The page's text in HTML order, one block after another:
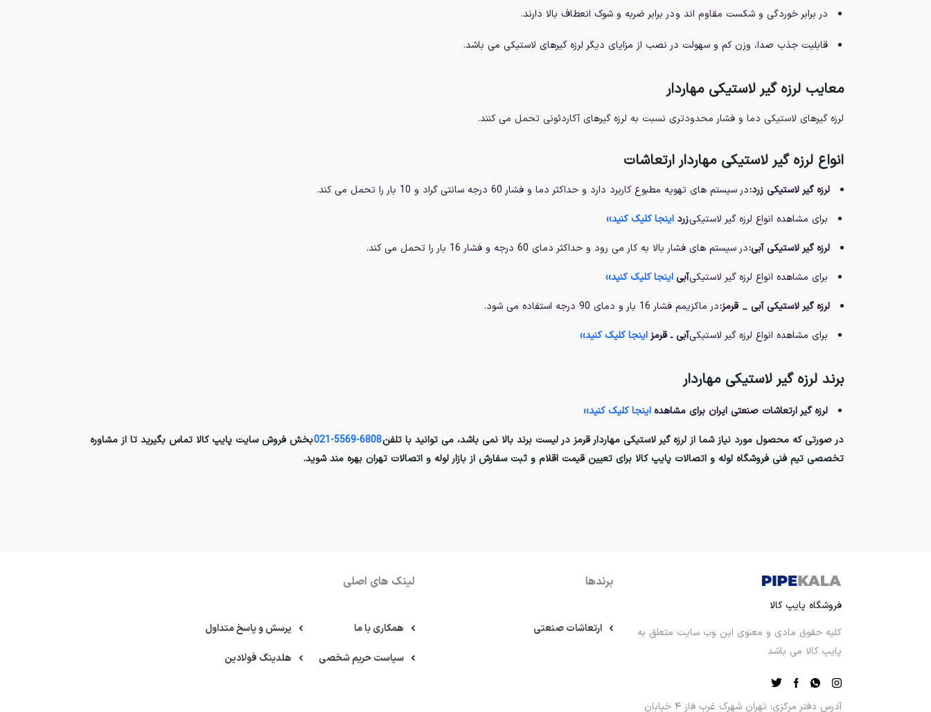
در برابر خوردگی و شکست مقاوم اند و در برابر ضربه و شوک انعطاف بالا دارند.
قابلیت جذب صدا، وزن کم و سهولت در نصب از مزایای دیگر لرزه گیرهای لاستیکی می باشد.
معایب لرزه گیر لاستیکی مهاردار
لرزه گیرهای لاستیکی دما و فشار محدودتری نسبت به لرزه گیرهای آکاردئونی تحمل می کنند.
انواع لرزه گیر لاستیکی مهاردار ارتعاشات
لرزه گیر لاستیکی زرد:در سیستم های تهویه مطبوع کاربرد دارد و حداکثر دما و فشار 60 درجه سانتی گراد و 10 بار را تحمل می کند.
برای مشاهده انواع لرزه گیر لاستیکیزرد اینجا کلیک کنید››
لرزه گیر لاستیکی آبی:در سیستم های فشار بالا به کار می رود و حداکثر دمای 60 درجه و فشار 16 بار را تحمل می کند.
برای مشاهده انواع لرزه گیر لاستیکیآبی اینجا کلیک کنید››
لرزه گیر لاستیکی آبی _ قرمز:در ماکزیمم فشار 16 بار و دمای 90 درجه استفاده می شود.
برای مشاهده انواع لرزه گیر لاستیکیآبی ـ قرمز اینجا کلیک کنید››
برند لرزه گیر لاستیکی مهاردار
لرزه گیر ارتعاشات صنعتی ایران برای مشاهده اینجا کلیک کنید››
در صورتی که محصول مورد نیاز شما از لرزه گیر لاستیکی مهاردار قرمز در لیست برند بالا نمی باشد، می توانید با تلفن6808-5569-021
بخش فروش سایت پایپ کالا تماس بگیرید تا از مشاوره
تخصصی تیم فنی فروشگاه لوله و اتصالات پایپ کالا برای تعیین قیمت اقلام و ثبت سفارش از بازار لوله و اتصالات تهران بهره مند شوید.
فروشگاه پایپ کالا
کلیه حقوق مادی و معنوی این وب سایت متعلق به
پایپ کالا می باشد
آدرس دفتر مرکزی: تهران شهرک غرب فاز ۴ خیابان
برندها
ارتعاشات صنعتی
لینک های اصلی
همکاری با ما پرسش و پاسخ متداول
سیاست حریم شخصی هلدینگ فولادین